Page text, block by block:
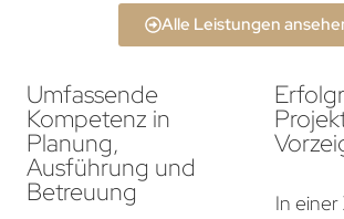
Alle Leistungen
Umfassende
Kompetenz in
Planung,
Ausführung und
Betreuung
In